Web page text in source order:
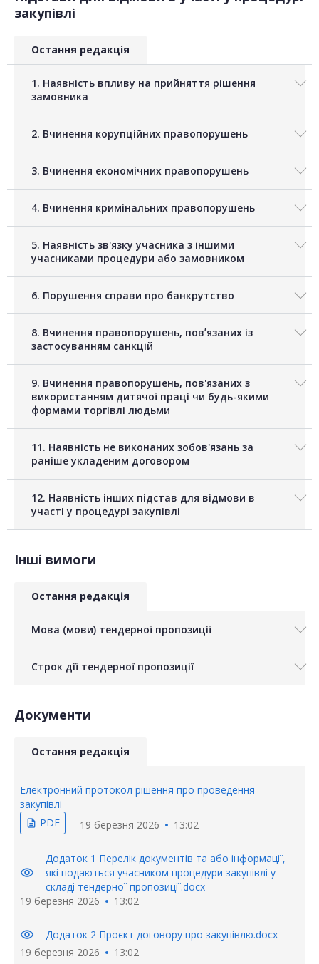
закупівлі
Остання редакція
1. Наявність впливу на прийняття рішення
замовника
2. Вчинення корупційних правопорушень
3. Вчинення економічних правопорушень
4. Вчинення кримінальних правопорушень
5. Наявність зв'язку учасника з іншими
учасниками процедури або замовником
6. Порушення справи про банкрутство
8. Вчинення правопорушень, повʼязаних із
застосуванням санкцій
9. Вчинення правопорушень, пов'язаних з
використанням дитячої праці чи будь-якими
формами торгівлі людьми
11. Наявність не виконаних зобов'язань за
раніше укладеним договором
12. Наявність інших підстав для відмови в
участі у процедурі закупівлі
Інші вимоги
Остання редакція
Мова (мови) тендерної пропозиції
Строк дії тендерної пропозиції
Документи
Остання редакція
Електронний протокол рішення про проведення
закупівлі
description PDF 19 березня 2026 13:02
visibility
Додаток 1 Перелік документів та або інформації,
які подаються учасником процедури закупівлі у
складі тендерної пропозиції.docx
19 березня 2026
13:02
visibility
Додаток 2 Проєкт договору про закупівлю.docx
19 березня 2026
13:02